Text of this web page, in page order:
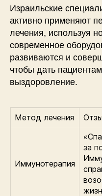
Израильские
активно применяют
лечения, используя
современное
развиваются и
чтобы дать
выздоровление.
Метод лечения
Иммунотерапия
за